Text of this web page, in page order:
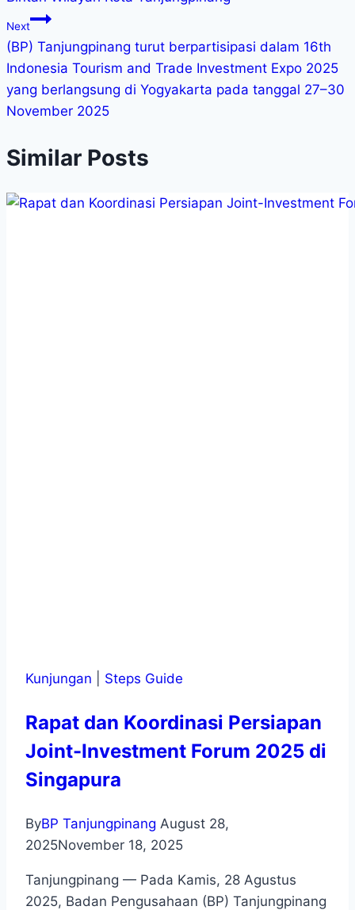
Next
(BP) Tanjungpinang turut berpartisipasi dalam 16th
Indonesia Tourism and Trade Investment Expo 2025
yang berlangsung di Yogyakarta pada tanggal 27–30
November 2025
Similar Posts
Kunjungan Steps Guide
Rapat dan Koordinasi Persiapan
Joint-Investment Forum 2025 di
Singapura
ByBP Tanjungpinang August 28,
2025November 18, 2025
Tanjungpinang — Pada Kamis, 28 Agustus
2025, Badan Pengusahaan (BP) Tanjungpinang